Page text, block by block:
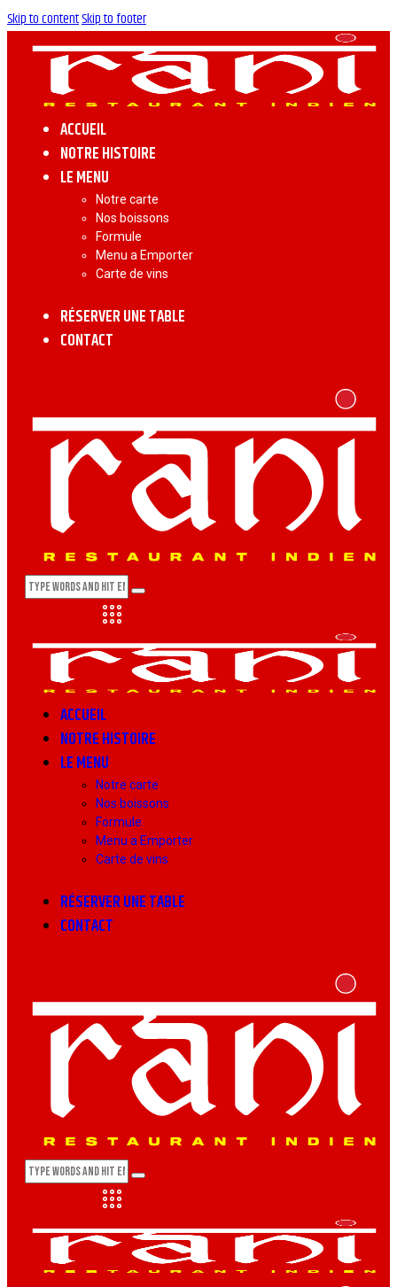
Skip to contentSkip to footer
ACCUEIL
NOTRE HISTOIRE
LE MENU
Notre carte
Nos boissons
Formule
Menu a Emporter
Carte de vins
RÉSERVER UNE TABLE
CONTACT
ACCUEIL
NOTRE HISTOIRE
LE MENU
Notre carte
Nos boissons
Formule
Menu a Emporter
Carte de vins
RÉSERVER UNE TABLE
CONTACT